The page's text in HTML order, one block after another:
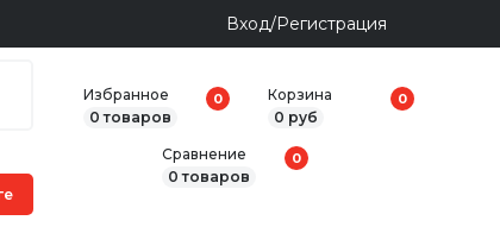
Вход/Регистрация
Избранное
0 товаров
0
Корзина
0 руб
0
Сравнение
0 товаров
0